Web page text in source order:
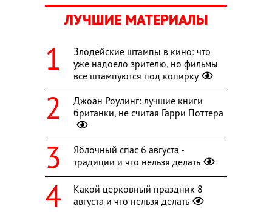
ЛУЧШИЕ МАТЕРИАЛЫ
Злодейские штампы в кино: что
уже надоело зрителю, но фильмы
все штампуются под копирку
Джоан Роулинг: лучшие книги
британки, не считая Гарри Поттера
Яблочный спас 6 августа -
традиции и что нельзя делать
Какой церковный праздник 8
августа и что нельзя делать